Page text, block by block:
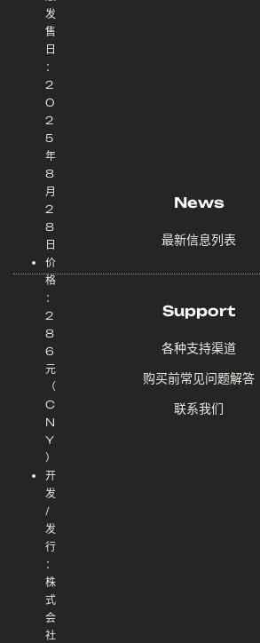
发
售
日
：
2
0
2
5
年
8
月
2
8
日
价
格
：
2
8
6
元
（
C
N
Y
）
开
发
/
发
行
：
株
式
会
社
News
最新信息列表
Support
各种支持渠道
购买前常见问题解答
联系我们